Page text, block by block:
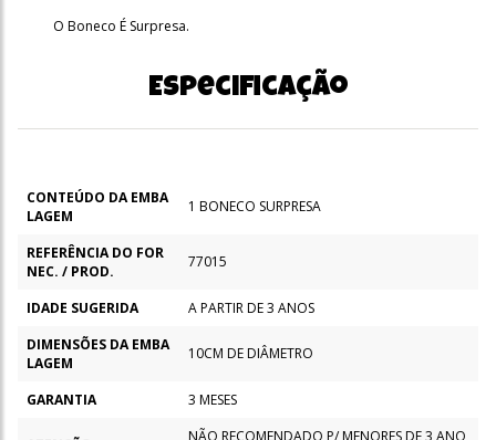
O Boneco É Surpresa.
Especificação
CONTEÚDO DA EMBA
LAGEM
1 BONECO SURPRESA
REFERÊNCIA DO FOR
NEC. / PROD.
77015
IDADE SUGERIDA
A PARTIR DE 3 ANOS
DIMENSÕES DA EMBA
LAGEM
10CM DE DIÂMETRO
GARANTIA 3 MESES